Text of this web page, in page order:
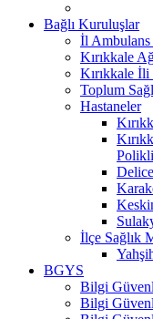
Bağlı Kuruluşlar
İl
Kırıkkale
Kırıkkale
Toplum
Hastaneler
İlçe Sağlık
BGYS
Bilgi
Bilgi